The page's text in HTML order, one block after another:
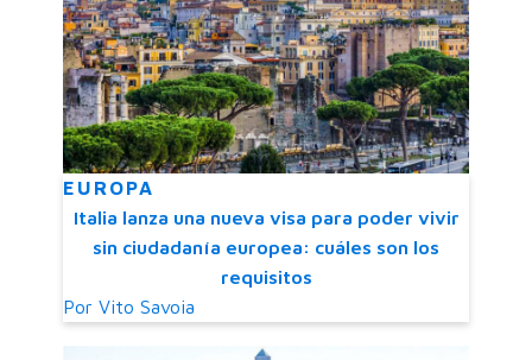
EUROPA
Italia lanza una nueva visa para poder vivir
sin ciudadanía europea: cuáles son los
requisitos
Por Vito Savoia